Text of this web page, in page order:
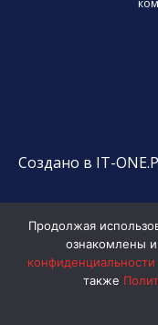
Создано в IT-
Продолжая
ознакомлены
также